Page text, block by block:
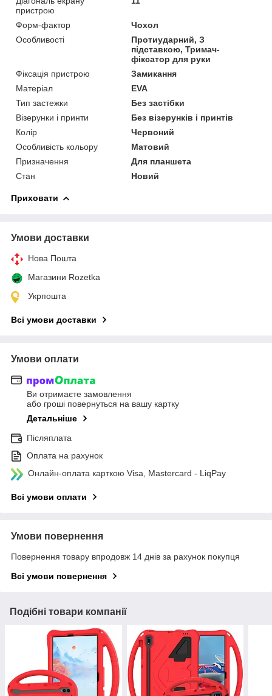
пристрою
Форм-фактор
Чохол
Особливості
Протиударний, З
підставкою, Тримач-
фіксатор для руки
Фіксація пристрою
Замикання
Матеріал
EVA
Тип застежки
Без застібки
Візерунки і принти
Без візерунків і принтів
Колір
Червоний
Особливість кольору
Матовий
Призначення
Для планшета
Стан
Новий
Приховати
Умови доставки
Нова Пошта
Магазини Rozetka
Укрпошта
Всі умови доставки
Умови оплати
Ви отримаєте замовлення
або гроші повернуться на вашу картку
Детальніше
Післяплата
Оплата на рахунок
Онлайн-оплата карткою Visa, Mastercard - LiqPay
Всі умови оплати
Умови повернення
Повернення товару впродовж 14 днів за рахунок покупця
Всі умови повернення
Подібні товари компанії